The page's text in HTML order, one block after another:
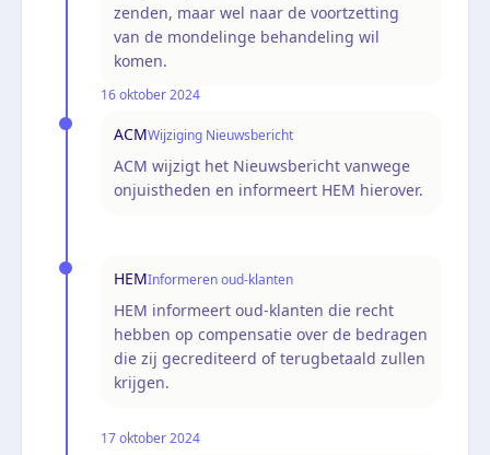
zenden, maar wel naar de voortzetting
van de mondelinge behandeling wil
komen.
16 oktober 2024
ACMWijziging Nieuwsbericht
ACM wijzigt het Nieuwsbericht vanwege
onjuistheden en informeert HEM hierover.
HEMInformeren oud-klanten
HEM informeert oud-klanten die recht
hebben op compensatie over de bedragen
die zij gecrediteerd of terugbetaald zullen
krijgen.
17 oktober 2024